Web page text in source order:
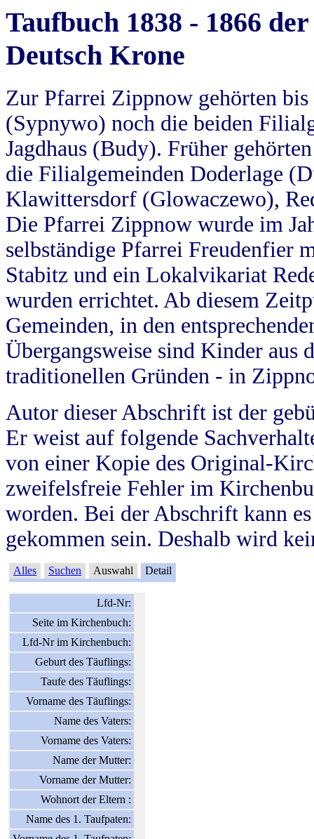
Taufbuch 1838 - 1866
Deutsch Krone
Zur Pfarrei Zippnow gehörten
(Sypnywo) noch die beiden
Jagdhaus (Budy). Früher
die Filialgemeinden Doderlage
Klawittersdorf (Glowaczewo),
Die Pfarrei Zippnow wurde im
selbständige Pfarrei Freudenfier
Stabitz und ein Lokalvikariat
wurden errichtet. Ab diesem
Gemeinden, in den
Übergangsweise sind Kinder aus
traditionellen Gründen - in
Autor dieser Abschrift ist der
Er weist auf folgende
von einer Kopie des Original-
zweifelsfreie Fehler im
worden. Bei der Abschrift kann
gekommen sein. Deshalb wird
Alles Suchen Auswahl Detail
Lfd-Nr:
Seite im Kirchenbuch:
Lfd-Nr im Kirchenbuch:
Geburt des Täuflings:
Taufe des Täuflings:
Vorname des Täuflings:
Name des Vaters:
Vorname des Vaters:
Name der Mutter:
Vorname der Mutter:
Wohnort der Eltern :
Name des 1. Taufpaten: